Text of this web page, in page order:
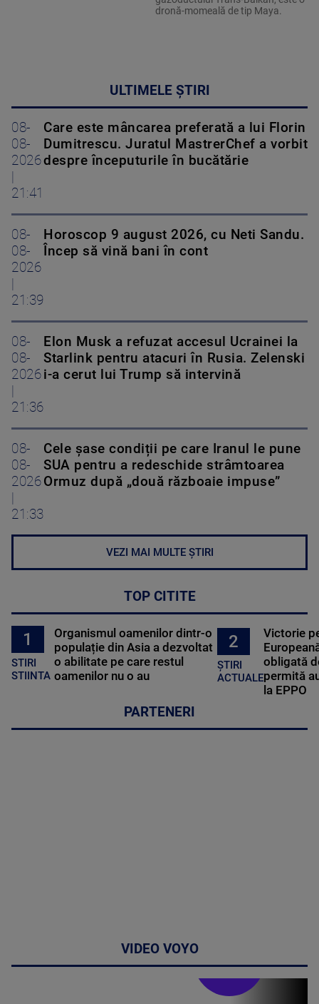
dronă-momeală de tip Maya.
ULTIMELE ȘTIRI
08-
08-
2026
21:41
Care este mâncarea preferată a lui Florin
Dumitrescu. Juratul MastrerChef a vorbit
despre începuturile în bucătărie
08-
08-
2026
21:39
Horoscop 9 august 2026, cu Neti Sandu.
Încep să vină bani în cont
08-
08-
2026
21:36
Elon Musk a refuzat accesul Ucrainei la
Starlink pentru atacuri în Rusia. Zelenski
i-a cerut lui Trump să intervină
08-
08-
2026
21:33
Cele șase condiții pe care Iranul le pune
SUA pentru a redeschide strâmtoarea
Ormuz după „două războaie impuse”
VEZI MAI MULTE ȘTIRI
TOP CITITE
1
STIRI
STIINTA
Organismul oamenilor dintr-o
populație din Asia a dezvoltat
o abilitate pe care restul
oamenilor nu o au
2
ȘTIRI
ACTUALE
Victorie
obligată
permită
la EPPO
PARTENERI
VIDEO VOYO